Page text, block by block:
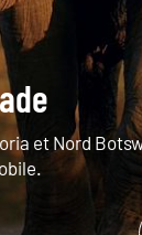
et Nord